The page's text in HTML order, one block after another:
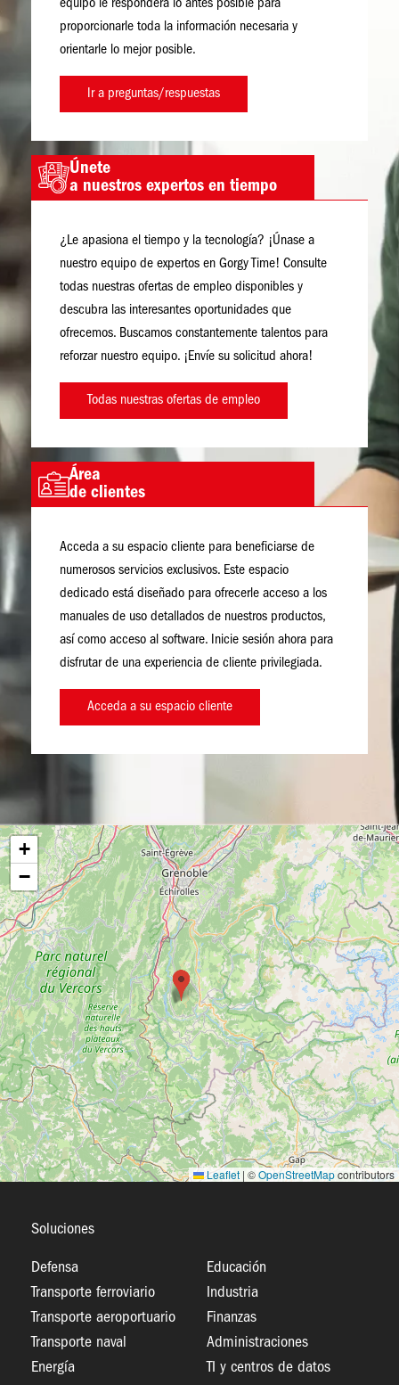
equipo le responderá lo antes posible para
proporcionarle toda la información necesaria y
orientarle lo mejor posible.
Ir a preguntas/respuestas
ImagenÚnete
a nuestros expertos en tiempo
¿Le apasiona el tiempo y la tecnología? ¡Únase a
nuestro equipo de expertos en Gorgy Time! Consulte
todas nuestras ofertas de empleo disponibles y
descubra las interesantes oportunidades que
ofrecemos. Buscamos constantemente talentos para
reforzar nuestro equipo. ¡Envíe su solicitud ahora!
Todas nuestras ofertas de empleo
ImagenÁrea
de clientes
Acceda a su espacio cliente para beneficiarse de
numerosos servicios exclusivos. Este espacio
dedicado está diseñado para ofrecerle acceso a los
manuales de uso detallados de nuestros productos,
así como acceso al software. Inicie sesión ahora para
disfrutar de una experiencia de cliente privilegiada.
Acceda a su espacio cliente
+
−
Leaflet | ©OpenStreetMapcontributors
Soluciones
Defensa
Transporte ferroviario
Transporte aeroportuario
Transporte naval
Energía
Educación
Industria
Finanzas
Administraciones
TI y centros de datos